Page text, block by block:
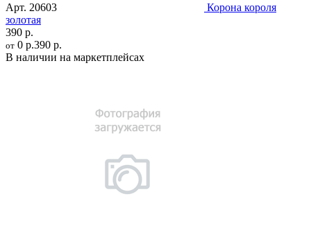
Арт. 20603
Корона короля
золотая
390 р.
от 0 р.390 р.
В наличии на маркетплейсах